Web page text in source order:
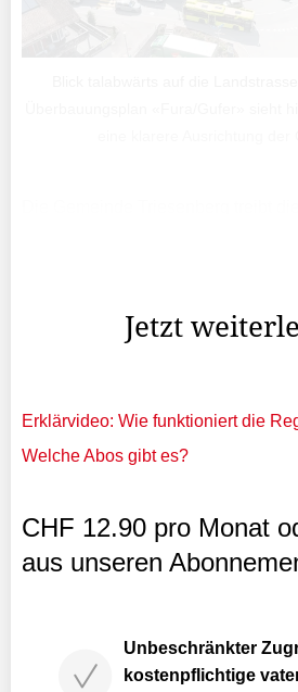
Jetzt
Erklärvideo: Wie funktioniert die
Welche Abos gibt es?
CHF 12.90 pro Monat
aus unseren
Unbeschränkter
kostenpflichtige